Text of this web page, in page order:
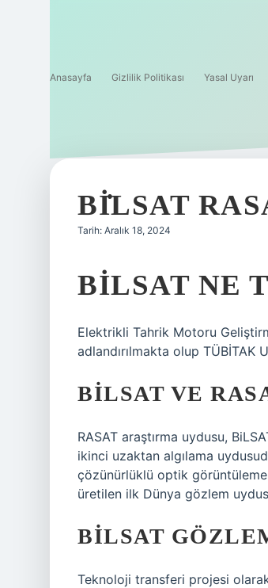
Anasayfa Gizlilik Politikası Yasal Uyarı
BİLSAT
Tarih: Aralık 18, 2024
BILSAT NE
Elektrikli Tahrik Motoru
adlandırılmakta olup
BILSAT VE
RASAT araştırma uydusu,
ikinci uzaktan algılama
çözünürlüklü optik görüntüleme
üretilen ilk Dünya gözlem
BILSAT
Teknoloji transferi projesi